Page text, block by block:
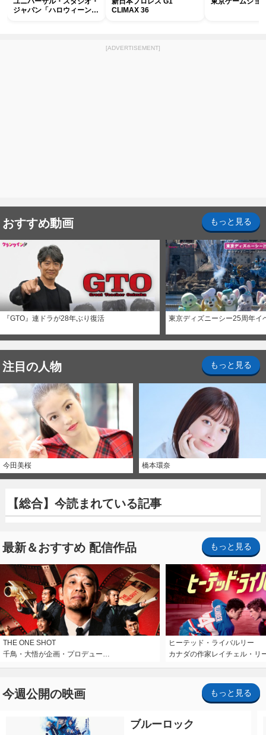
ジャパン「ハロウィーン・
CLIMAX 36
[ADVERTISEMENT]
おすすめ動画 もっと見る
『GTO』連ドラが28年ぶり復活 東京ディズニーシー25周年イ
注目の人物 もっと見る
今田美桜 橋本環奈
【総合】今読まれている記事
最新＆おすすめ 配信作品 もっと見る
THE ONE SHOT
千鳥・大悟が企画・プロデュー…
ヒーテッド・ライバルリー
カナダの作家レイチェル・リ
今週公開の映画 もっと見る
ブルーロック